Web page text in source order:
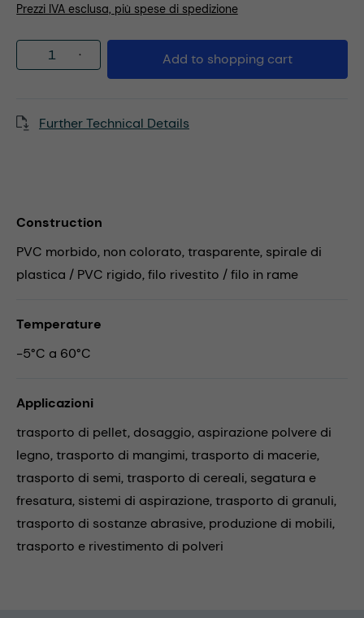
Prezzi IVA esclusa, più spese di spedizione
Product Quantity: Enter the desired
Add to shopping cart
Further Technical Details
Construction
PVC morbido, non colorato, trasparente, spirale di
plastica / PVC rigido, filo rivestito / filo in rame
Temperature
-5°C a 60°C
Applicazioni
trasporto di pellet, dosaggio, aspirazione polvere di
legno,trasporto di mangimi,trasporto di macerie,
trasporto di semi,trasporto di cereali, segatura e
fresatura, sistemi di aspirazione,trasporto di granuli,
trasporto di sostanze abrasive, produzione di mobili,
trasporto e rivestimento di polveri